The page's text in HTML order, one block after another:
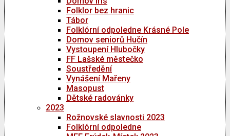
Folklor bez hranic
Tábor
Folklórní odpoledne Krásné Pole
Domov seniorů Hučín
Vystoupení Hlubočky
FF Lašské městečko
Soustředění
Vynášení Mařeny
Masopust
Dětské radovánky
2023
Rožnovské slavnosti 2023
Folklórní odpoledne